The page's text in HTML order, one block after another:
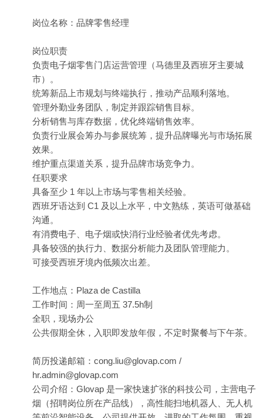
岗位名称：品牌零售经理
岗位职责
负责电子烟零售门店运营管理（马德里及西班牙主要城
市）。
统筹新品上市规划与终端执行，推动产品顺利落地。
管理外勤业务团队，制定并跟踪销售目标。
分析销售与库存数据，优化终端销售效率。
负责行业展会筹办与参展统筹，提升品牌曝光与市场拓展
效果。
维护重点渠道关系，提升品牌市场竞争力。
任职要求
具备至少 1 年以上市场与零售相关经验。
西班牙语达到 C1 及以上水平，中文熟练，英语可做基础
沟通。
有消费电子、电子烟或快消行业经验者优先考虑。
具备较强的执行力、数据分析能力及团队管理能力。
可接受西班牙境内低频次出差。
工作地点：Plaza de Castilla
工作时间：周一至周五 37.5h制
全职，现场办公
公共假期全休，入职即发放年假，不定时聚餐与下午茶。
简历投递邮箱： cong.liu@glovap.com /
hr.admin@glovap.com
公司介绍：Glovap 是一家快速扩张的科技公司，主营电子
烟（招聘岗位所在产品线），高性能扫地机器人、无人机